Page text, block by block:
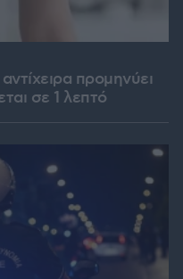
προμηνύει
σε 1 λεπτό